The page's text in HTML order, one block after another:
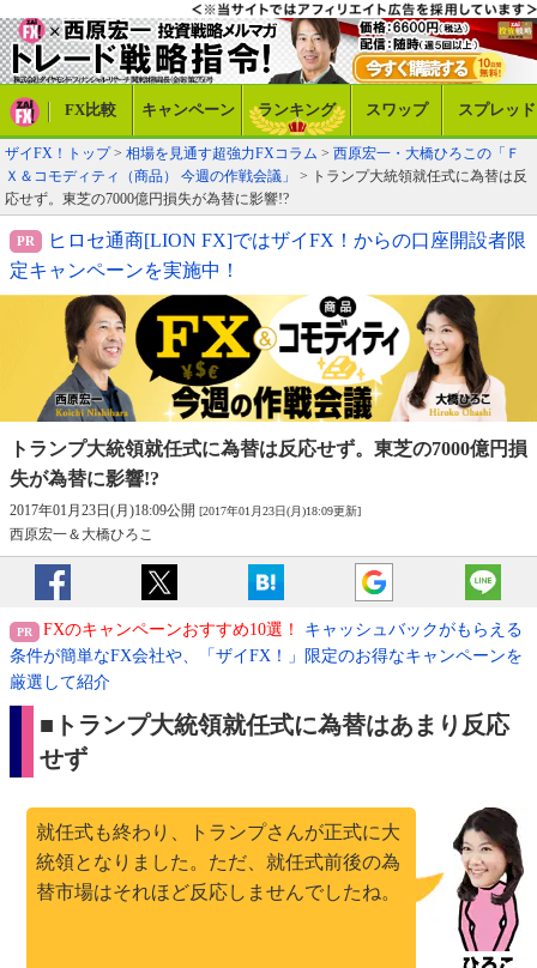
FX比較 キャンペーン ランキング スワップ スプレッド
ザイFX！トップ> 相場を見通す超強力FXコラム > 西原宏一・大橋ひろこの「Ｆ
Ｘ＆コモディティ（商品） 今週の作戦会議」
> トランプ大統領就任式に為替は反
応せず。東芝の7000億円損失が為替に影響!?
ヒロセ通商[LION FX]ではザイFX！からの口座開設者限
定キャンペーンを実施中！
トランプ大統領就任式に為替は反応せず。 東芝の7000億円損
失が為替に影響!?
2017年01月23日(月)18:09公開 [2017年01月23日(月)18:09更新]
西原宏一＆大橋ひろこ
FXのキャンペーンおすすめ10選！
キャッシュバックがもらえる
条件が簡単なFX会社や、「ザイFX！」限定のお得なキャンペーンを
厳選して紹介
■トランプ大統領就任式に為替はあまり反応
せず
就任式も終わり、トランプさんが正式に大
統領となりました。ただ、就任式前後の為
替市場はそれほど反応しませんでしたね。